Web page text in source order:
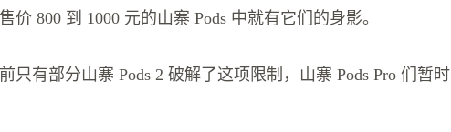
价 800 到 1000 元的山寨 Pods 中就有它们的身影。
只有部分山寨 Pods 2 破解了这项限制，山寨 Pods Pro 们暂时